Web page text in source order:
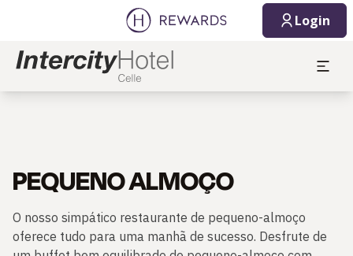
Login
PEQUENO ALMOÇO
O nosso simpático restaurante de pequeno-almoço
oferece tudo para uma manhã de sucesso. Desfrute de